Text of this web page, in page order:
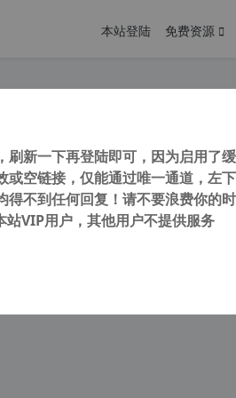
本站登陆 免费资源
(CDR 2019) SP3 中文版 免登陆 不更新 永不
cnorg.12hp.de 注意：由于网站空间位
...
刷新一下再登陆即可，因为启用了缓
或空链接，仅能通过唯一通道，左
得不到任何回复！请不要浪费你的
站VIP用户，其他用户不提供服务